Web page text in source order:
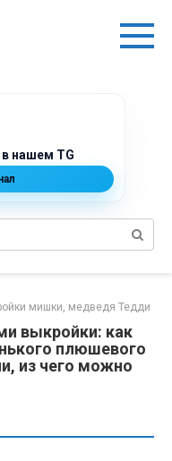
нашем TG
мишки, медведя Тедди
выкройки: как
плюшевого
из чего можно